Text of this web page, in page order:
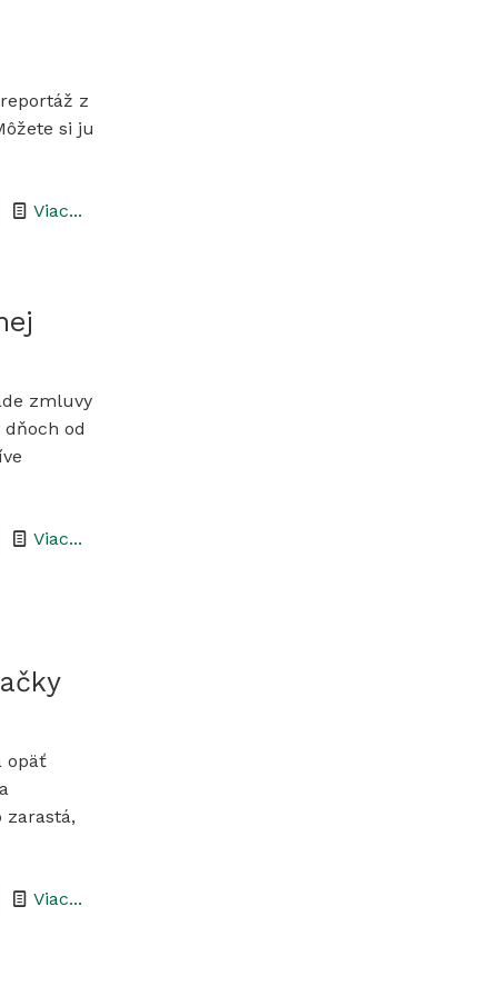
z
si ju
Viac...-
zmluvy
od
Viac...-
opäť
zarastá,
Viac...-